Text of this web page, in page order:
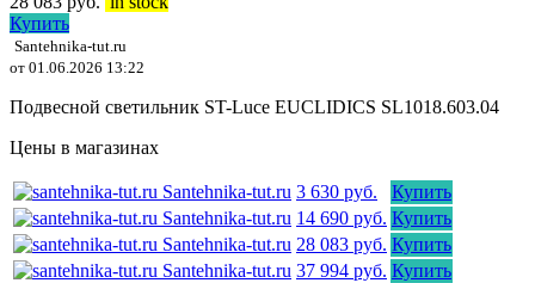
Купить
Santehnika-tut.ru
от 01.06.2026 13:22
Подвесной светильник ST-Luce EUCLIDICS SL1018.603.04
Цены в магазинах
Santehnika-tut.ru 3 630 руб.
Купить
Santehnika-tut.ru 14 690 руб. Купить
Santehnika-tut.ru 28 083 руб. Купить
Santehnika-tut.ru 37 994 руб. Купить